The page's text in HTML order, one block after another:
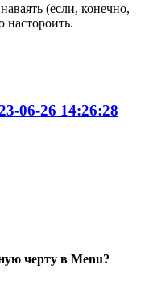
(если, конечно,
настороить.
06-26 14:26:28
черту в Menu?